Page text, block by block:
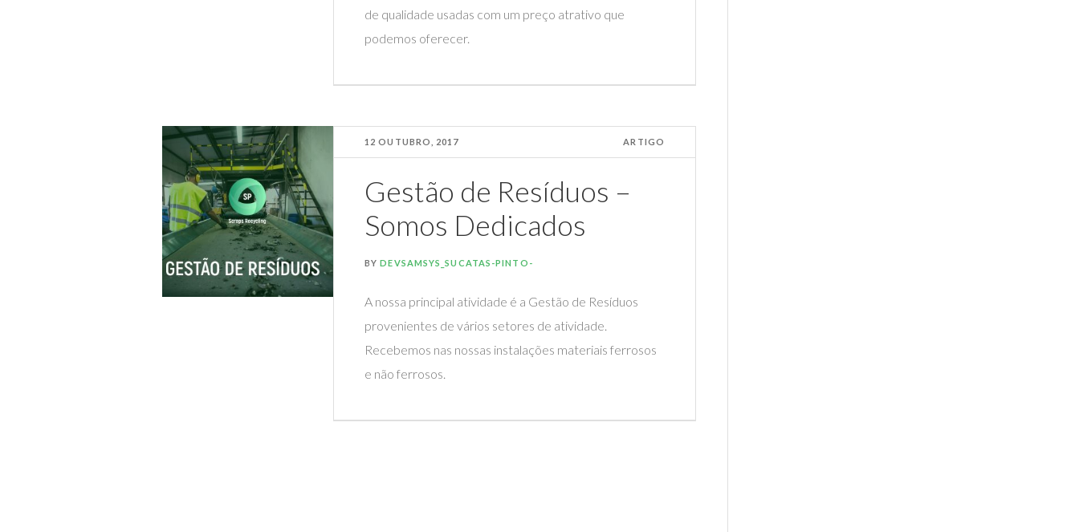
de qualidade usadas com um preço atrativo que
podemos oferecer.
12 OUTUBRO, 2017 ARTIGO
Gestão de Resíduos –
Somos Dedicados
BYDEVSAMSYS_SUCATAS-PINTO-
A nossa principal atividade é a Gestão de Resíduos
provenientes de vários setores de atividade.
Recebemos nas nossas instalações materiais ferrosos
e não ferrosos.